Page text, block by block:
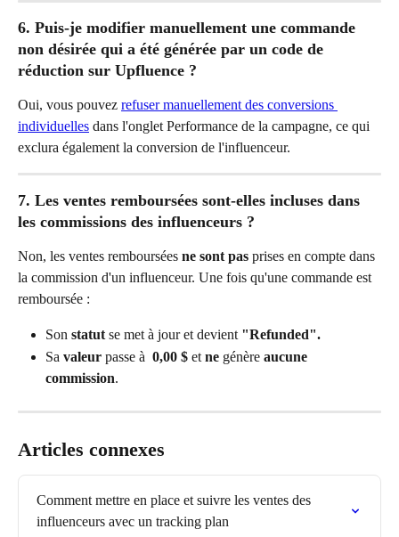
6. Puis-je modifier manuellement une commande
non désirée qui a été générée par un code de
réduction sur Upfluence ?
Oui, vous pouvez refuser manuellement des conversions
individuelles dans l'onglet Performance de la campagne, ce qui
exclura également la conversion de l'influenceur.
7. Les ventes remboursées sont-elles incluses dans
les commissions des influenceurs ?
Non, les ventes remboursées ne sont pas prises en compte dans
la commission d'un influenceur. Une fois qu'une commande est
remboursée :
Son statut se met à jour et devient "Refunded".
Sa valeur passe à 0,00 $ et ne génère aucune
commission.
Articles connexes
Comment mettre en place et suivre les ventes des
influenceurs avec un tracking plan